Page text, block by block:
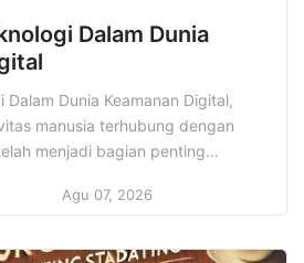
Dalam Dunia
Dalam Dunia Keamanan Digital,
manusia terhubung dengan
menjadi bagian penting
hingga hiburan. Namun,
datang pula ancaman yang
Agu 07, 2026